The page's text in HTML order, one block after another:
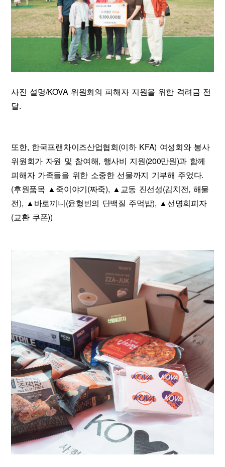
사진 설명/KOVA 위원회의 피해자 지원을 위한 격려금 전
달.
또한, 한국프랜차이즈산업협회(이하 KFA) 여성회와 봉사
위원회가 자원 및 참여해, 행사비 지원(200만원)과 함께
피해자 가족들을 위한 소중한 선물까지 기부해 주었다.
(후원품목 ▲죽이야기(짜죽), ▲교동 진선성(김치전, 해물
전), ▲바로끼니(윤형빈의 단백질 주먹밥), ▲선명희피자
(교환 쿠폰))